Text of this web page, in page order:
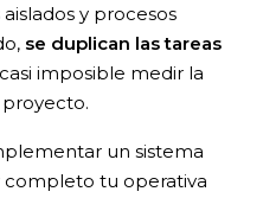
y procesos
se duplican las tareas
imposible medir la
un sistema
tu operativa